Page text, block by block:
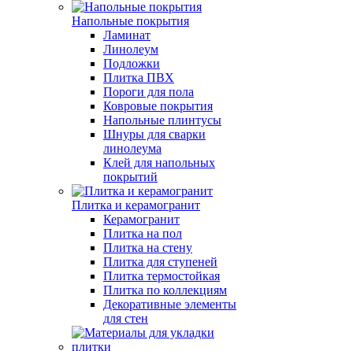
Напольные покрытия
Ламинат
Линолеум
Подложки
Плитка ПВХ
Пороги для пола
Ковровые покрытия
Напольные плинтусы
Шнуры для сварки
линолеума
Клей для напольных
покрытий
Плитка и керамогранит
Керамогранит
Плитка на пол
Плитка на стену
Плитка для ступеней
Плитка термостойкая
Плитка по коллекциям
Декоративные элементы
для стен